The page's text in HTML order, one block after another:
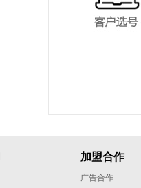
加盟合作
广告合作